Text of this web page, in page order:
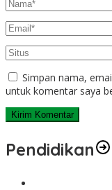
Simpan nama,
untuk komentar saya
Pendidikan